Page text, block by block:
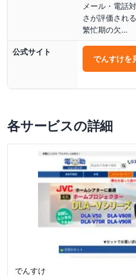
メール・電話
さが評価される
繁忙期の欠…
公式サイト
でんすけを
各サービスの詳細
でんすけ